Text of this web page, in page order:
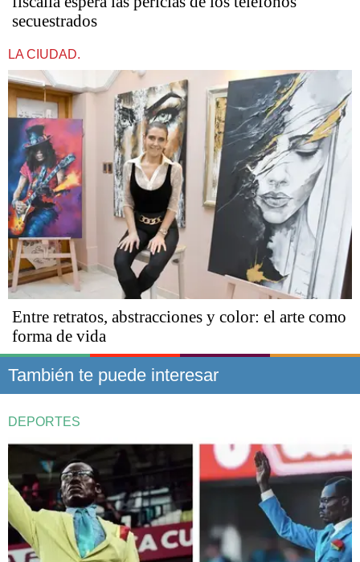
secuestrados
LA CIUDAD.
Entre retratos, abstracciones y color: el arte como
forma de vida
También te puede interesar
DEPORTES